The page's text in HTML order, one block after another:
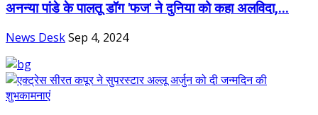
अनन्या पांडे के पालतू डॉग 'फज' ने दुनिया को कहा अलविदा,...
News DeskSep 4, 2024